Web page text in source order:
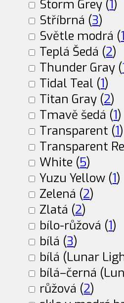
Storm Grey (1)
Stříbrná (3)
Světle modrá (
Teplá Šedá (2)
Thunder Gray (
Tidal Teal (1)
Titan Gray (2)
Tmavě šedá (1)
Transparent (1)
Transparent
White (5)
Yuzu Yellow (1)
Zelená (2)
Zlatá (2)
bílo-růžová (1)
bílá (3)
bílá (Lunar
bílá–černá
růžová (2)